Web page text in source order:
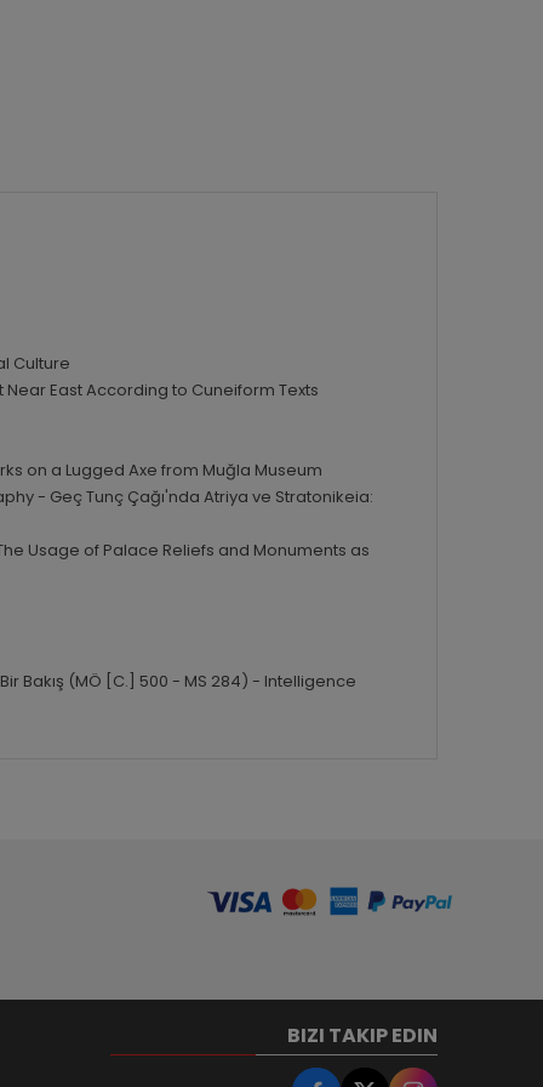
Culture
East According to Cuneiform Texts
on a Lugged Axe from Muğla Museum
- Geç Tunç Çağı'nda Atriya ve Stratonikeia:
Usage of Palace Reliefs and Monuments as
Bakış (MÖ [C.] 500 - MS 284) - Intelligence
BIZI TAKIP EDIN